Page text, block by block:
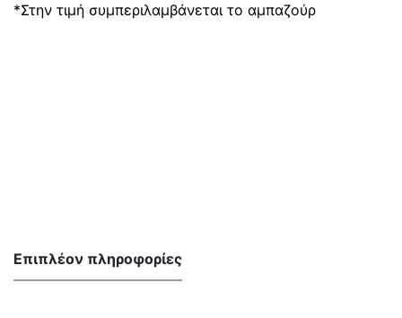
*Στην τιμή συμπεριλαμβάνεται το αμπαζούρ
Επιπλέον πληροφορίες